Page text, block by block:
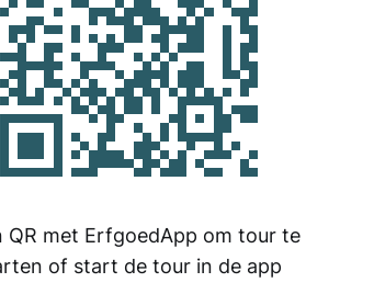
QR met ErfgoedApp om tour te
of start de tour in de app